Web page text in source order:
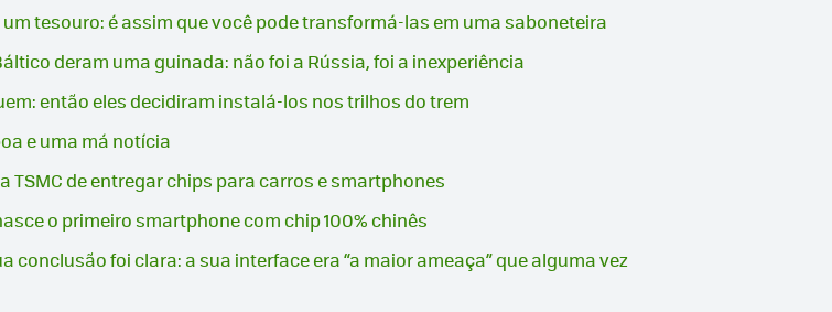
tesouro: é assim que você pode transformá-las em uma saboneteira
deram uma guinada: não foi a Rússia, foi a inexperiência
então eles decidiram instalá-los nos trilhos do trem
e uma má notícia
TSMC de entregar chips para carros e smartphones
o primeiro smartphone com chip 100% chinês
conclusão foi clara: a sua interface era “a maior ameaça” que alguma vez